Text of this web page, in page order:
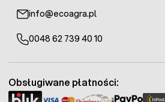
info@ecoagra.pl
0048 62 739 40 10
Obsługiwane płatności: